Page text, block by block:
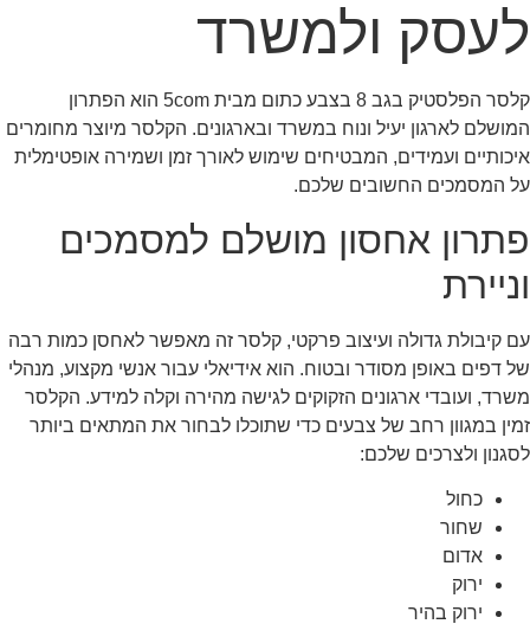
לעסק ולמשרד
קלסר הפלסטיק בגב 8 בצבע כתום מבית 5com הוא הפתרון
המושלם לארגון יעיל ונוח במשרד ובארגונים. הקלסר מיוצר מחומרים
איכותיים ועמידים, המבטיחים שימוש לאורך זמן ושמירה אופטימלית
על המסמכים החשובים שלכם.
פתרון אחסון מושלם למסמכים
וניירת
עם קיבולת גדולה ועיצוב פרקטי, קלסר זה מאפשר לאחסן כמות רבה
של דפים באופן מסודר ובטוח. הוא אידיאלי עבור אנשי מקצוע, מנהלי
משרד, ועובדי ארגונים הזקוקים לגישה מהירה וקלה למידע. הקלסר
זמין במגוון רחב של צבעים כדי שתוכלו לבחור את המתאים ביותר
לסגנון ולצרכים שלכם:
כחול
שחור
אדום
ירוק
ירוק בהיר